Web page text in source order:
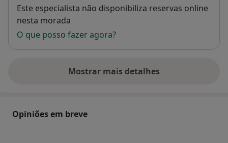
Disponibilidade
Este especialista não disponibiliza reservas online
nesta morada
O que posso fazer agora?
Mostrar mais detalhes
sobre o endereço
Opiniões em breve